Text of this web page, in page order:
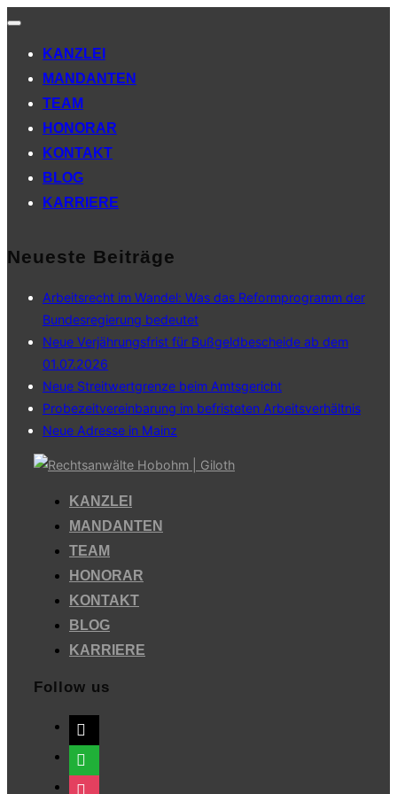
Navigation
KANZLEI
MANDANTEN
TEAM
HONORAR
KONTAKT
BLOG
KARRIERE
Neueste Beiträge
Arbeitsrecht im Wandel: Was das Reformprogramm der
Bundesregierung bedeutet
Neue Verjährungsfrist für Bußgeldbescheide ab dem
01.07.2026
Neue Streitwertgrenze beim Amtsgericht
Probezeitvereinbarung im befristeten Arbeitsverhältnis
Neue Adresse in Mainz
springen
KANZLEI
MANDANTEN
TEAM
HONORAR
KONTAKT
BLOG
KARRIERE
Follow us
mail
whatsapp
instagram